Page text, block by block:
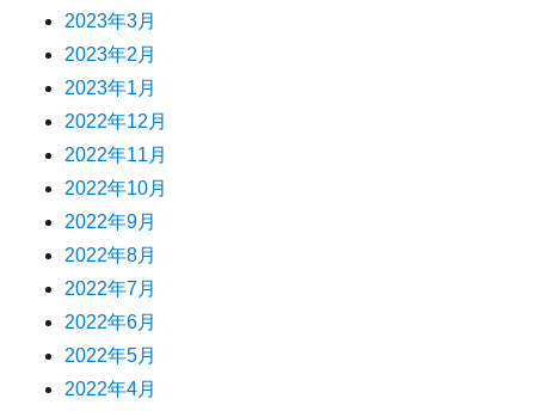
2023年3月
2023年2月
2023年1月
2022年12月
2022年11月
2022年10月
2022年9月
2022年8月
2022年7月
2022年6月
2022年5月
2022年4月